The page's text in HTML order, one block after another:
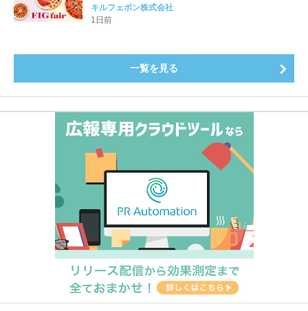
め、イチジク尽くしの全4種が登場8月20日（木）スタ
ート
キルフェボン株式会社
1日前
一覧を見る